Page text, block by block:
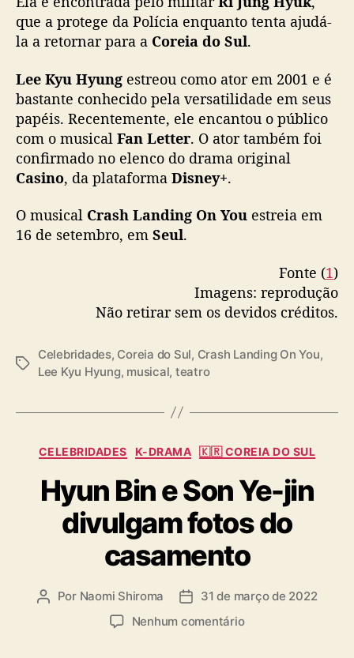
g
H
y
k
e
m
a
d
a
a
e
a
r
que a protege da Polícia enquanto tenta ajudá-
la a retornar para a Coreia do Sul.
Lee Kyu Hyung estreou como ator em 2001 e é
bastante conhecido pela versatilidade em seus
papéis. Recentemente, ele encantou o público
com o musical Fan Letter. O ator também foi
confirmado no elenco do drama original
Casino, da plataforma Disney+.
O musical Crash Landing On You estreia em
16 de setembro, em Seul.
Fonte (1)
Imagens: reprodução
Não retirar sem os devidos créditos.
T
s
Celebridades, Coreia do Sul, Crash Landing On You,
Lee Kyu Hyung, musical, teatro
C
e
g
o
r
i
a
s
CELEBRIDADES K-DRAMA 🇰🇷 COREIA DO SUL
Hyun Bin e Son Ye-jin
divulgam fotos do
casamento
A Por Naomi Shiroma
D 31 de março de 2022
Nenhum comentárioe